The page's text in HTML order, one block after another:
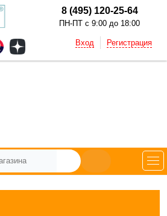
8 (495) 120-25-64
ПН-ПТ с 9:00 до 18:00
Вход Регистрация